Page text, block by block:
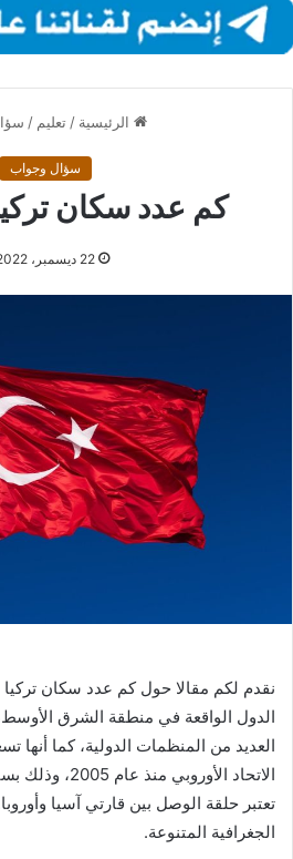
الرئيسية / تعليم /
سؤال وجواب
كم عدد سكان تركيا
22 ديسمبر، 2022
الدول الواقعة في منطقة الشرق
العديد من المنظمات الدولية، كما
الاتحاد
تعتبر حلقة الوصل بين قارتي آسيا
الجغرافية المتنوعة.